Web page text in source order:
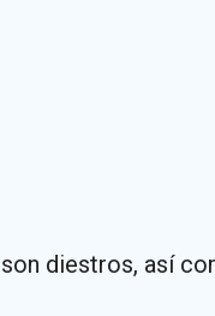
diestros, así